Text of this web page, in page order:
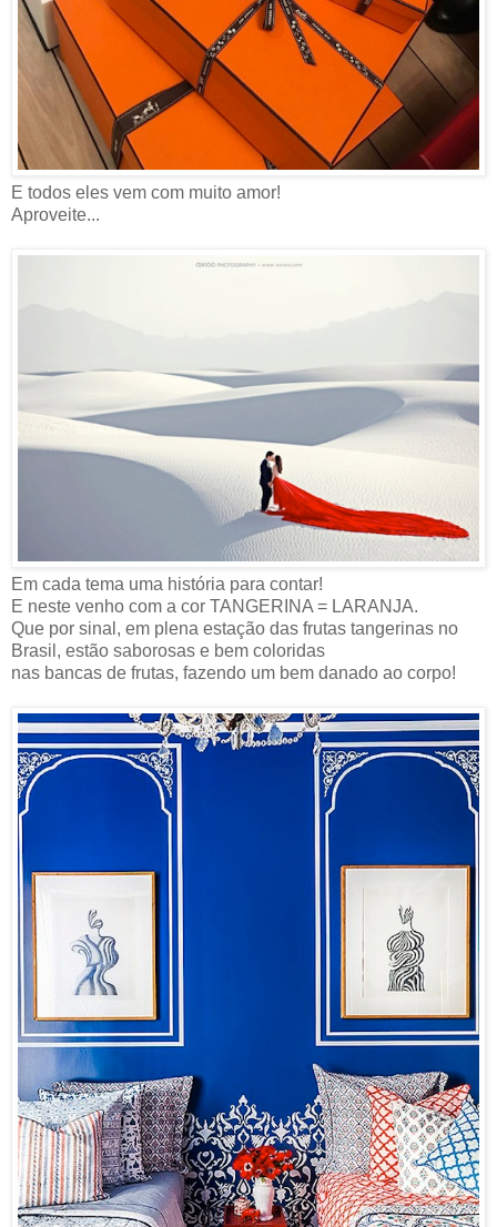
E todos eles vem com muito amor!
Aproveite...
Em cada tema uma história para contar!
E neste venho com a cor TANGERINA = LARANJA.
Que por sinal, em plena estação das frutas tangerinas no
Brasil, estão saborosas e bem coloridas
nas bancas de frutas, fazendo um bem danado ao corpo!